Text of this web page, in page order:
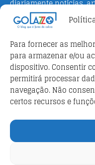
Para fornecer as
para armazenar e/ou
dispositivo. Consentir
permitirá processar
navegação. Não
certos recursos e
diariamente notícias,
campeonato italiano.
Adriano Bertin, o site
o esporte na Itália.
Parceiros
Futebol ao vivo